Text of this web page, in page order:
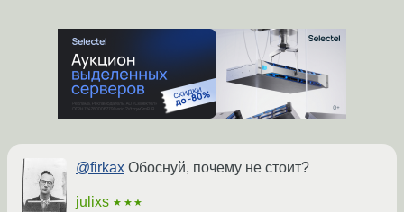
@firkax Обоснуй, почему не стоит?
julixs ★★★